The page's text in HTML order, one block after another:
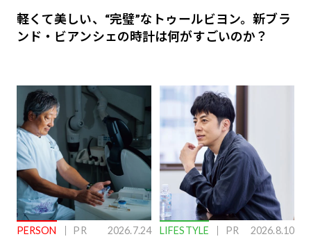
軽くて美しい、“完璧”なトゥールビヨン。新ブラ
ンド・ビアンシェの時計は何がすごいのか？
PERSON PR 2026.7.24 LIFESTYLE PR 2026.8.10